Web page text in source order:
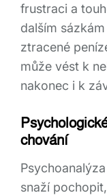
frustraci a
dalším
ztracené
může vést k
nakonec i k
chování
snaží